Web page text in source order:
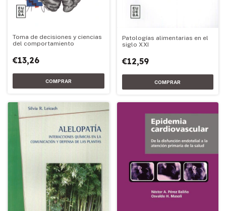
Toma de decisiones y ciencias
del comportamiento
€13,26
Patologías alimentarias en el
siglo XXI
€12,59